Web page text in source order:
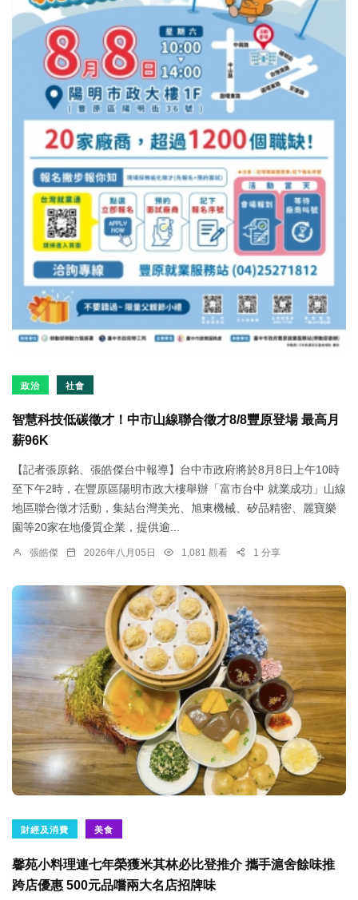
政治 社會
智慧科技低碳徵才！中市山線聯合徵才8/8豐原登場 最高月
薪96K
【記者張原銘、張皓傑台中報導】台中市政府將於8月8日上午10時
至下午2時，在豐原區陽明市政大樓舉辦「富市台中 就業成功」山線
地區聯合徵才活動，集結台灣美光、旭東機械、矽品精密、麗寶樂
園等20家在地優質企業，提供逾...
張皓傑 2026年八月05日 1,081 觀看 1 分享
財經及消費 美食
馨苑小料理連七年榮獲米其林必比登推介 攜手滬舍餘味推
跨店優惠 500元品嚐兩大名店招牌味